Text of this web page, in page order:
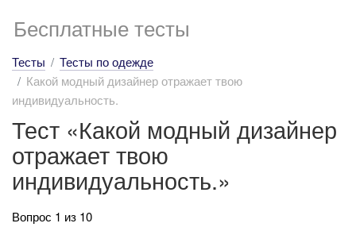
Бесплатные тесты
Тесты
Тесты по одежде
Какой модный дизайнер отражает твою
индивидуальность.
Тест «Какой модный дизайнер
отражает твою
индивидуальность.»
Вопрос 1 из 10